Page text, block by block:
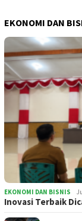
EKONOMI DAN
EKONOMI DAN BISNIS
Inovasi Terbaik